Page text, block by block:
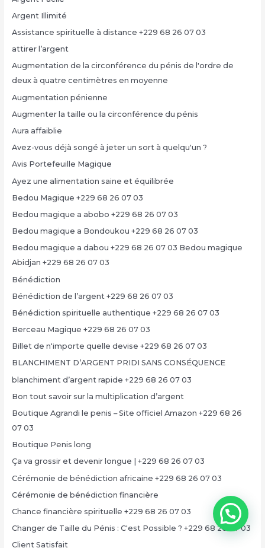
Argent Illimité
Assistance spirituelle à distance +229 68 26 07 03
attirer l’argent
Augmentation de la circonférence du pénis de l'ordre de
deux à quatre centimètres en moyenne
Augmentation pénienne
Augmenter la taille ou la circonférence du pénis
Aura affaiblie
Avez-vous déjà songé à jeter un sort à quelqu'un ?
Avis Portefeuille Magique
Ayez une alimentation saine et équilibrée
Bedou Magique +229 68 26 07 03
Bedou magique a abobo +229 68 26 07 03
Bedou magique a Bondoukou +229 68 26 07 03
Bedou magique a dabou +229 68 26 07 03 Bedou magique
Abidjan +229 68 26 07 03
Bénédiction
Bénédiction de l’argent +229 68 26 07 03
Bénédiction spirituelle authentique +229 68 26 07 03
Berceau Magique +229 68 26 07 03
Billet de n'importe quelle devise +229 68 26 07 03
BLANCHIMENT D’ARGENT PRIDI SANS CONSÉQUENCE
blanchiment d’argent rapide +229 68 26 07 03
Bon tout savoir sur la multiplication d’argent
Boutique Agrandi le penis – Site officiel Amazon +229 68 26
07 03
Boutique Penis long
Ça va grossir et devenir longue | +229 68 26 07 03
Cérémonie de bénédiction africaine +229 68 26 07 03
Cérémonie de bénédiction financière
Chance financière spirituelle +229 68 26 07 03
Changer de Taille du Pénis : C'est Possible ? +229 68 26 07 03
Client Satisfait